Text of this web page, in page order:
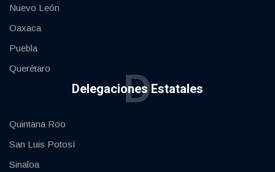
Nuevo León
Oaxaca
Puebla
Querétaro
Delegaciones Estatales
D
Quintana Roo
San Luis Potosí
Sinaloa